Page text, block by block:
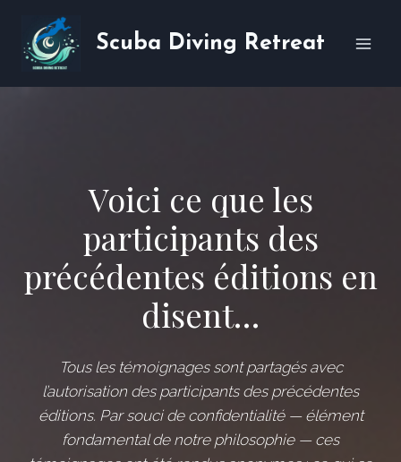
content
Scuba Diving Retreat
Voici ce que les
participants des
précédentes éditions en
disent…
Tous les témoignages sont partagés avec
l’autorisation des participants des précédentes
éditions. Par souci de confidentialité — élément
fondamental de notre philosophie — ces